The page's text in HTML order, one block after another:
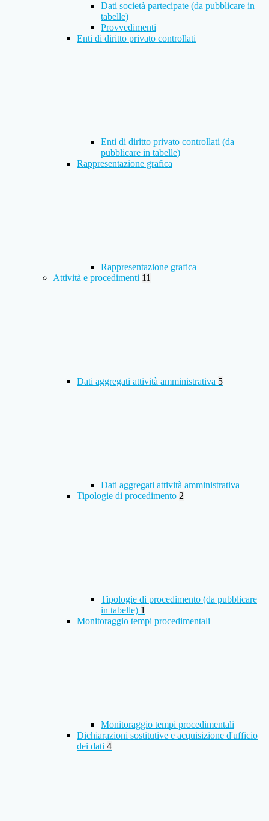
Dati società partecipate (da pubblicare in
tabelle)
Provvedimenti
Enti di diritto privato controllati
Enti di diritto privato controllati (da
pubblicare in tabelle)
Rappresentazione grafica
Rappresentazione grafica
Attività e procedimenti 11
Dati aggregati attività amministrativa 5
Dati aggregati attività amministrativa
Tipologie di procedimento 2
Tipologie di procedimento (da pubblicare
in tabelle) 1
Monitoraggio tempi procedimentali
Monitoraggio tempi procedimentali
Dichiarazioni sostitutive e acquisizione d'ufficio
dei dati 4